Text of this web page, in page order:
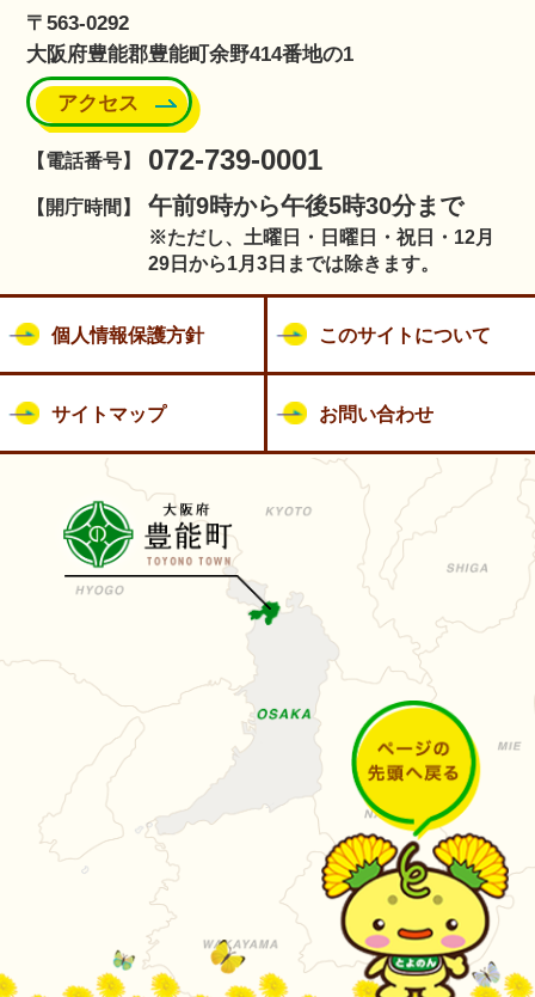
〒563-0292
大阪府豊能郡豊能町余野414番地の1
アクセス
【電話番号】 072-739-0001
【開庁時間】 午前9時から午後5時30分まで
※ただし、土曜日・日曜日・祝日・12月
29日から1月3日までは除きます。
個人情報保護方針 このサイトについて
サイトマップ お問い合わせ